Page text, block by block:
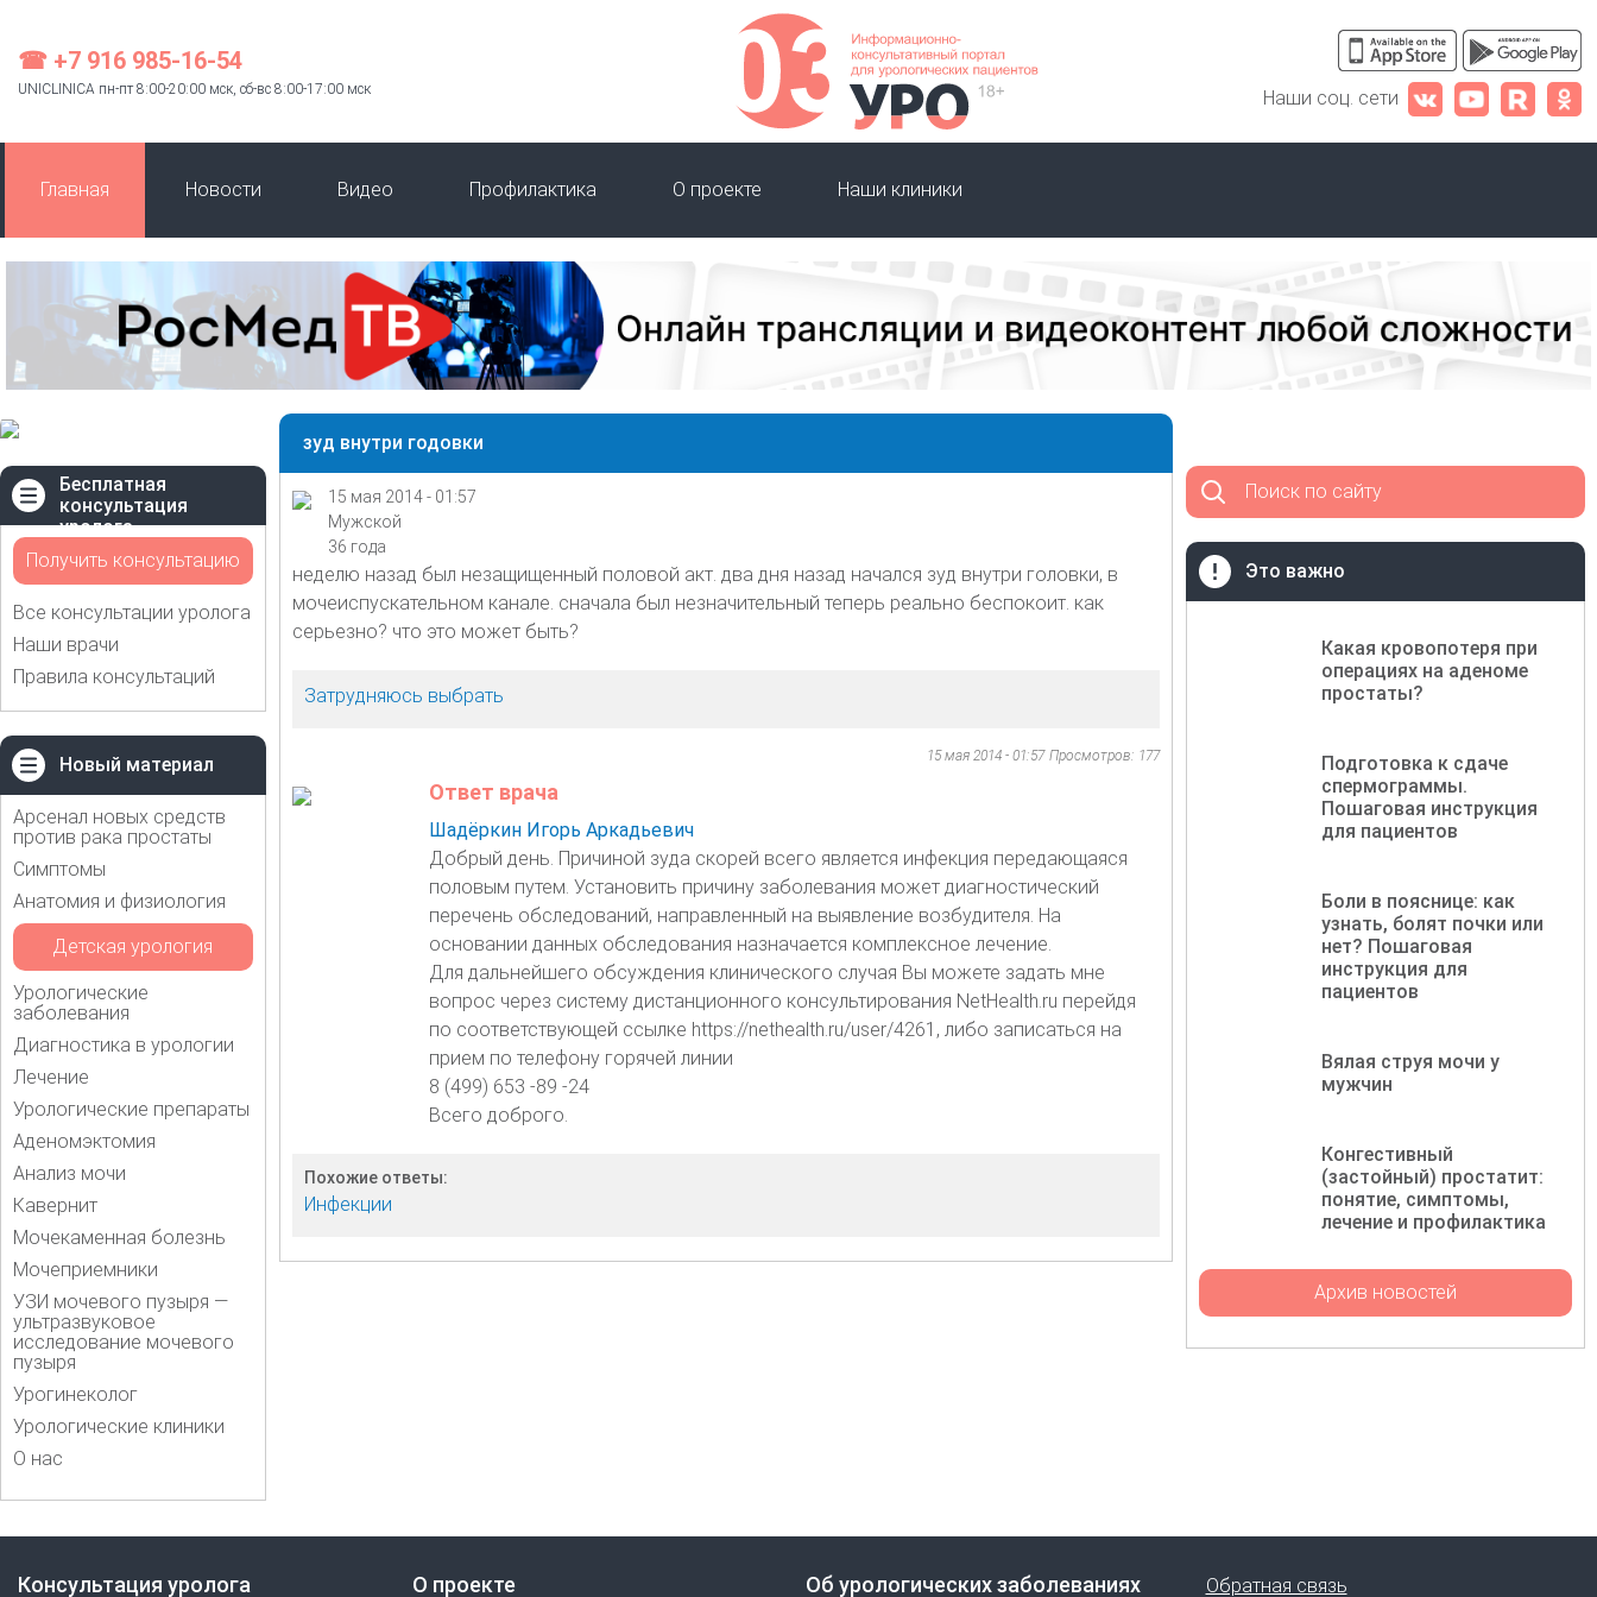
☎ +7 916 985-16-54
UNICLINICA пн-пт 8:00-20:00 мск, сб-вс 8:00-17:00 мск Наши соц. сети
Главная Новости Видео Профилактика О проекте Наши клиники
Бесплатная
консультация
уролога
Получить консультацию
Все консультации уролога
Наши врачи
Правила консультаций
Новый материал
Арсенал новых средств
против рака простаты
Симптомы
Анатомия и физиология
Детская урология
Урологические
заболевания
Диагностика в урологии
Лечение
Урологические препараты
Аденомэктомия
Анализ мочи
Кавернит
Мочекаменная болезнь
Мочеприемники
УЗИ мочевого пузыря —
ультразвуковое
исследование мочевого
пузыря
Урогинеколог
Урологические клиники
О нас
зуд внутри годовки
15 мая 2014 - 01:57
Мужской
36 года
неделю назад был незащищенный половой акт. два дня назад начался зуд внутри головки, в
мочеиспускательном канале. сначала был незначительный теперь реально беспокоит. как
серьезно? что это может быть?
Затрудняюсь выбрать
15 мая 2014 - 01:57 Просмотров: 177
Ответ врача
Шадёркин Игорь Аркадьевич
Добрый день. Причиной зуда скорей всего является инфекция передающаяся
половым путем. Установить причину заболевания может диагностический
перечень обследований, направленный на выявление возбудителя. На
основании данных обследования назначается комплексное лечение.
Для дальнейшего обсуждения клинического случая Вы можете задать мне
вопрос через систему дистанционного консультирования NetHealth.ru перейдя
по соответствующей ссылке https://nethealth.ru/user/4261, либо записаться на
прием по телефону горячей линии
8 (499) 653 -89 -24
Всего доброго.
Похожие ответы:
Инфекции
Поиск по сайту
Это важно
Какая кровопотеря при
операциях на аденоме
простаты?
Подготовка к сдаче
спермограммы.
Пошаговая инструкция
для пациентов
Боли в пояснице: как
узнать, болят почки или
нет? Пошаговая
инструкция для
пациентов
Вялая струя мочи у
мужчин
Конгестивный
(застойный) простатит:
понятие, симптомы,
лечение и профилактика
Архив новостей
Консультация уролога О проекте Об урологических заболеваниях Обратная связь